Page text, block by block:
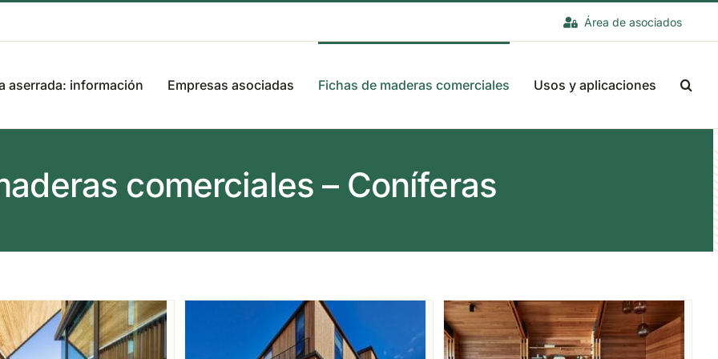
Área de asociados
aserrada: información Empresas asociadas Fichas de maderas comerciales Usos y aplicaciones
comerciales – Coníferas